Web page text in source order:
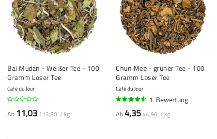
Bai Mudan - Weißer Tee - 100
Gramm Loser Tee
Café du Jour
Ab 11,03 113,80 / kg
Chun Mee - grüner Tee - 100
Gramm Loser Tee
Café du Jour
1 Bewertung
Ab4,3544,90 / kg